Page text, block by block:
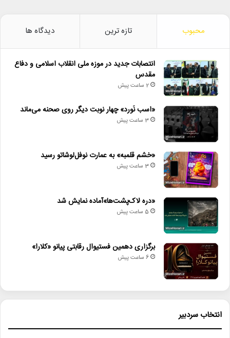
محبوب تازه ترین دیدگاه ها
انتصابات جدید در موزه ملی انقلاب اسلامی و دفاع
مقدس
2 ساعت پیش
«اسب نَورد» چهار نوبت دیگر روی صحنه می‌ماند
3 ساعت پیش
«خشم قلمبه» به عمارت نوفل‌لوشاتو رسید
3 ساعت پیش
«دره لاک‌پشت‌ها»آماده نمایش شد
5 ساعت پیش
برگزاری دهمین فستیوال رقابتی پیانو «کلارا»
6 ساعت پیش
انتخاب سردبیر